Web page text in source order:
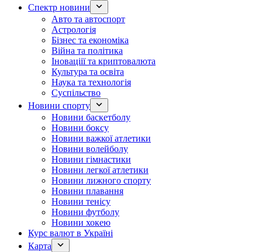
Спектр новини
Авто та автоспорт
Астрологія
Бізнес та економіка
Війна та політика
Іноваціії та криптовалюта
Культура та освіта
Наука та технологія
Суспільство
Новини спорту
Новини баскетболу
Новини боксу
Новини важкої атлетики
Новини волейболу
Новини гімнастики
Новини легкої атлетики
Новини лижного спорту
Новини плавання
Новини тенісу
Новини футболу
Новини хокею
Курс валют в Україні
Карта